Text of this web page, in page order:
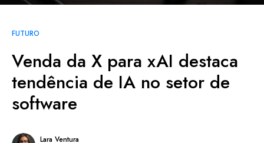
FUTURO
Venda da X para xAI destaca
tendência de IA no setor de
software
Lara Ventura